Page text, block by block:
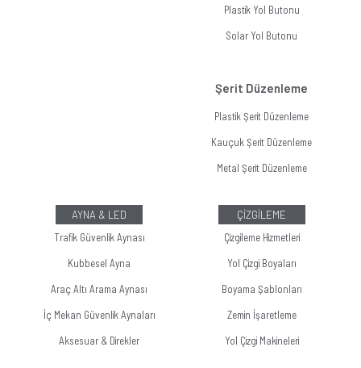
Plastik Yol Butonu
Solar Yol Butonu
Şerit Düzenleme
Plastik Şerit Düzenleme
Kauçuk Şerit Düzenleme
Metal Şerit Düzenleme
AYNA & LED
Trafik Güvenlik Aynası
Kubbesel Ayna
Araç Altı Arama Aynası
İç Mekan Güvenlik Aynaları
Aksesuar & Direkler
ÇİZGİLEME
Çizgileme Hizmetleri
Yol Çizgi Boyaları
Boyama Şablonları
Zemin İşaretleme
Yol Çizgi Makineleri